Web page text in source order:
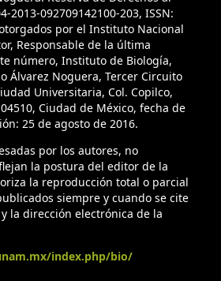
2013-092709142100-203, ISSN:
por el Instituto Nacional
Responsable de la última
número, Instituto de Biología,
Álvarez Noguera, Tercer Circuito
Universitaria, Col. Copilco,
04510, Ciudad de México, fecha de
25 de agosto de 2016.
por los autores, no
la postura del editor de la
la reproducción total o parcial
siempre y cuando se cite
la dirección electrónica de la
index.php/bio/